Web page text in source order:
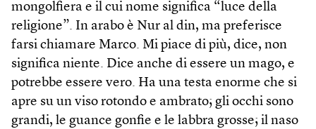
mongolfiera e il cui nome significa “luce della
religione”. In arabo è Nur al din, ma preferisce
farsi chiamare Marco. Mi piace di più, dice, non
significa niente. Dice anche di essere un mago, e
potrebbe essere vero. Ha una testa enorme che si
apre su un viso rotondo e ambrato; gli occhi sono
grandi, le guance gonfie e le labbra grosse; il naso